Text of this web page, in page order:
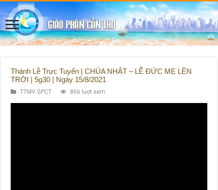
Thánh Lễ Trực Tuyến | CHÚA NHẬT – LỄ ĐỨC MẸ LÊN
TRỜI | 5g30 | Ngày 15/8/2021
TTMV GPCT 866 lượt xem